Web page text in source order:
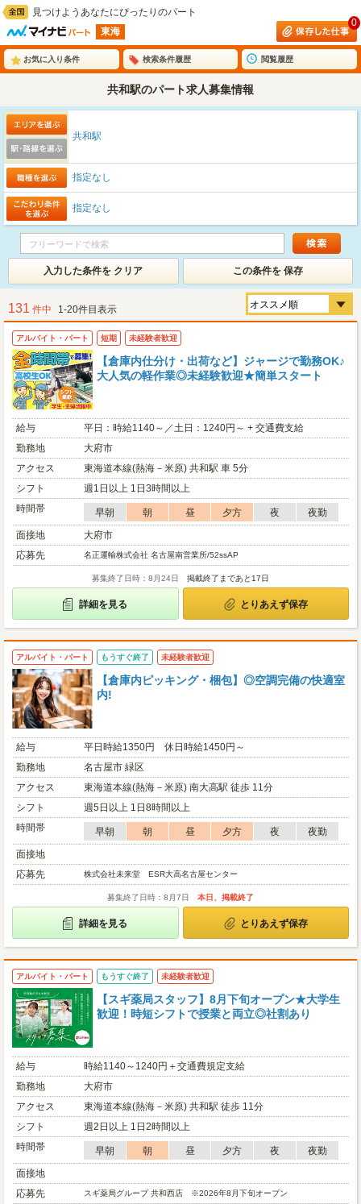
見つけようあなたにぴったりのパート
東海
0
お気に入り条件 検索条件履歴 閲覧履歴
共和駅のパート求人募集情報
共和駅
指定なし
指定なし
入力した条件を クリア この条件を 保存
131 件中 1-20件目表示
アルバイト・パート 短期 未経験者歓迎
【倉庫内仕分け・出荷など】ジャージで勤務OK♪
大人気の軽作業◎未経験歓迎★簡単スタート
給与
平日：時給1140～／土日：1240円～ + 交通費支給
勤務地
大府市
アクセス
東海道本線(熱海－米原) 共和駅 車 5分
シフト
週1日以上 1日3時間以上
時間帯
早朝 朝 昼 夕方 夜
夜勤
面接地
大府市
応募先
名正運輸株式会社 名古屋南営業所/52ssAP
募集終了日時：8月24日 掲載終了まであと17日
詳細を見る とりあえず保存
アルバイト・パート もうすぐ終了 未経験者歓迎
【倉庫内ピッキング・梱包】◎空調完備の快適室
内!
給与
平日時給1350円 休日時給1450円～
勤務地
名古屋市 緑区
アクセス
東海道本線(熱海－米原) 南大高駅 徒歩 11分
シフト
週5日以上 1日8時間以上
時間帯
早朝 朝 昼 夕方 夜
夜勤
面接地
応募先
株式会社未来堂 ESR大高名古屋センター
募集終了日時：8月7日 本日、掲載終了
詳細を見る とりあえず保存
アルバイト・パート もうすぐ終了 未経験者歓迎
【スギ薬局スタッフ】8月下旬オープン★大学生
歓迎！時短シフトで授業と両立◎社割あり
給与
時給1140～1240円＋交通費規定支給
勤務地
大府市
アクセス
東海道本線(熱海－米原) 共和駅 徒歩 11分
シフト
週2日以上 1日2時間以上
時間帯
早朝 朝 昼 夕方 夜
夜勤
面接地
応募先
スギ薬局グループ 共和西店 ※2026年8月下旬オープン